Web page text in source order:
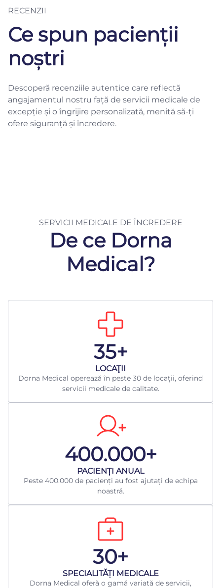
RECENZII
Ce spun pacienții
noștri
Descoperă recenziile autentice care reflectă
angajamentul nostru față de servicii medicale de
excepție și o îngrijire personalizată, menită să-ți
ofere siguranță și încredere.
SERVICII MEDICALE DE ÎNCREDERE
De ce Dorna
Medical?
35+
LOCAŢII
Dorna Medical operează în peste 30 de locații, oferind
servicii medicale de calitate.
400.000+
​PACIENȚI ANUAL
Peste 400.000 de pacienți au fost ajutați de echipa
noastră.
30+
​SPECIALITĂȚI MEDICALE
Dorna Medical oferă o gamă variată de servicii,